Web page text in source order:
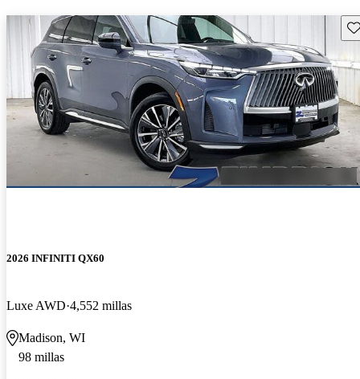
2026 INFINITI QX60
Luxe AWD 4,552 millas
Madison, WI
98 millas